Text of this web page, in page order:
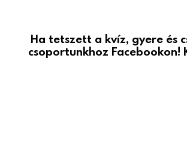
Ha tetszett a kvíz, gyere és
csoportunkhoz Facebookon!